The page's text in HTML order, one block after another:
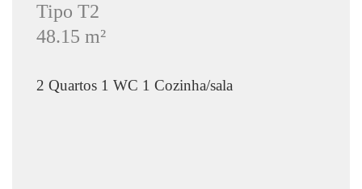
Tipo T2
48.15 m²
2 Quartos 1 WC 1 Cozinha/sala